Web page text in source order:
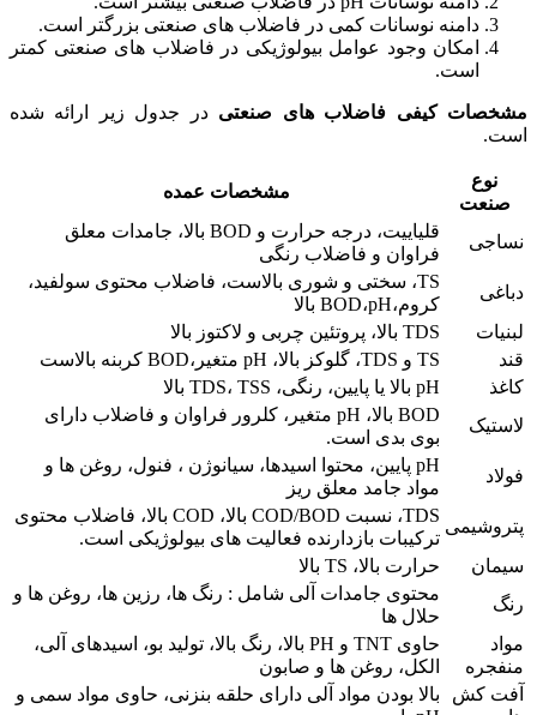
دامنه نوسانات کمی در فاضلاب های صنعتی بزرگتر است.
امکان وجود عوامل بیولوژیکی در فاضلاب های صنعتی کمتر
است.
مشخصات کیفی فاضلاب های صنعتی در جدول زیر ارائه شده
است.
نوع
صنعت
مشخصات عمده
نساجی
قلیاییت، درجه حرارت و BOD بالا، جامدات معلق
فراوان و فاضلاب رنگی
دباغی
TS، سختی و شوری بالاست، فاضلاب محتوی سولفید،
کروم،BOD،pH بالا
لبنیات
TDS بالا، پروتئین چربی و لاکتوز بالا
قند
TS و TDS، گلوکز بالا، pH متغیر،BOD کربنه بالاست
کاغذ
pH بالا یا پایین، رنگی، TDS، TSS بالا
لاستیک
BOD بالا، pH متغیر، کلرور فراوان و فاضلاب دارای
بوی بدی است.
فولاد
pH پایین، محتوا اسیدها، سیانوژن ، فنول، روغن ها و
مواد جامد معلق ریز
پتروشیمی
TDS، نسبت COD/BOD بالا، COD بالا، فاضلاب محتوی
ترکیبات بازدارنده فعالیت های بیولوژیکی است.
سیمان
حرارت بالا، TS بالا
رنگ
محتوی جامدات آلی شامل : رنگ ها، رزین ها، روغن ها و
حلال ها
مواد
منفجره
حاوی TNT و PH بالا، رنگ بالا، تولید بو، اسیدهای آلی،
الکل، روغن ها و صابون
آفت کش
بالا بودن مواد آلی دارای حلقه بنزنی، حاوی مواد سمی و